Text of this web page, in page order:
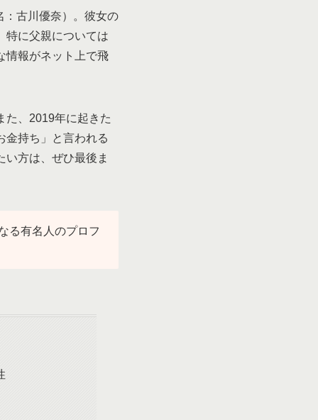
：古川優奈）。彼女の
特に父親については
情報がネット上で飛
た、2019年に起きた
金持ち」と言われる
方は、ぜひ最後ま
る有名人のプロフ